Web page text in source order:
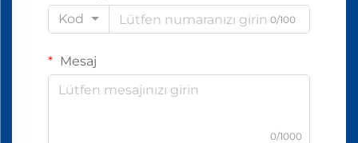
Kod
0/100
Mesaj
0/1000